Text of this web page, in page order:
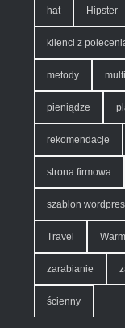
hat Hipster
klienci z
metody
pieniądze
rekomendacje
strona firmowa
szablon
Travel Warm
zarabianie
ścienny